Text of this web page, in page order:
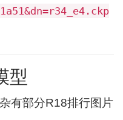
型
有部分R18排行图片